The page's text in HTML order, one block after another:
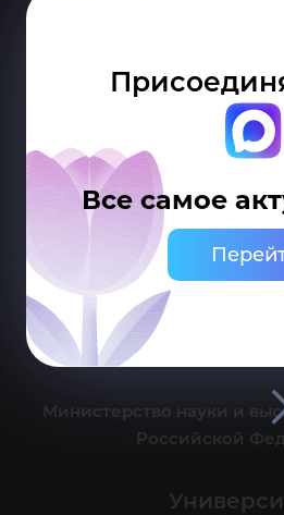
Все самое
Делитесь новостями об
Сведения об
г. Ханты-Мансийск,
Канцелярия: тел.: +7
e-mail:
Министерство науки и
Российской